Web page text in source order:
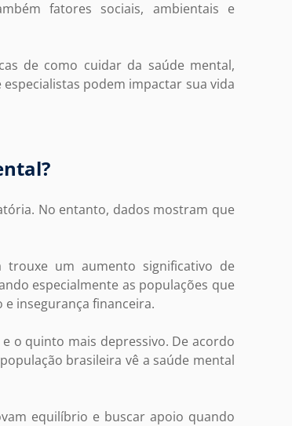
fatores sociais, ambientais e
de como cuidar da saúde mental,
podem impactar sua vida
No entanto, dados mostram que
trouxe um aumento significativo de
especialmente as populações que
insegurança financeira.
o quinto mais depressivo. De acordo
brasileira vê a saúde mental
equilíbrio e buscar apoio quando